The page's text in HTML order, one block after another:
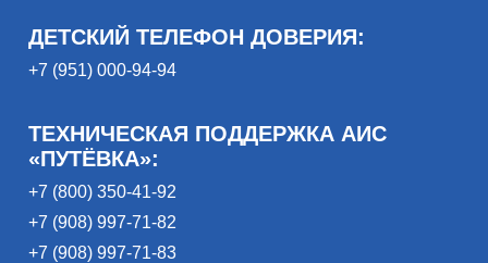
ДЕТСКИЙ ТЕЛЕФОН ДОВЕРИЯ:
+7 (951) 000-94-94
ТЕХНИЧЕСКАЯ ПОДДЕРЖКА АИС
«ПУТЁВКА»:
+7 (800) 350-41-92
+7 (908) 997-71-82
+7 (908) 997-71-83